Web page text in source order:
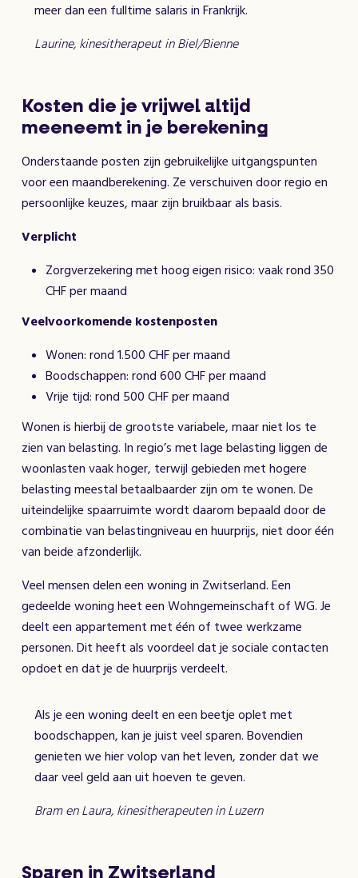
meer dan een fulltime salaris in Frankrijk.
Laurine, kinesitherapeut in Biel/Bienne
Kosten die je vrijwel altijd
meeneemt in je berekening
Onderstaande posten zijn gebruikelijke uitgangspunten
voor een maandberekening. Ze verschuiven door regio en
persoonlijke keuzes, maar zijn bruikbaar als basis.
Verplicht
Zorgverzekering met hoog eigen risico: vaak rond 350
CHF per maand
Veelvoorkomende kostenposten
Wonen: rond 1.500 CHF per maand
Boodschappen: rond 600 CHF per maand
Vrije tijd: rond 500 CHF per maand
Wonen is hierbij de grootste variabele, maar niet los te
zien van belasting. In regio’s met lage belasting liggen de
woonlasten vaak hoger, terwijl gebieden met hogere
belasting meestal betaalbaarder zijn om te wonen. De
uiteindelijke spaarruimte wordt daarom bepaald door de
combinatie van belastingniveau en huurprijs, niet door één
van beide afzonderlijk.
Veel mensen delen een woning in Zwitserland. Een
gedeelde woning heet een Wohngemeinschaft of WG. Je
deelt een appartement met één of twee werkzame
personen. Dit heeft als voordeel dat je sociale contacten
opdoet en dat je de huurprijs verdeelt.
Als je een woning deelt en een beetje oplet met
boodschappen, kan je juist veel sparen. Bovendien
genieten we hier volop van het leven, zonder dat we
daar veel geld aan uit hoeven te geven.
Bram en Laura, kinesitherapeuten in Luzern
Sparen in Zwitserland